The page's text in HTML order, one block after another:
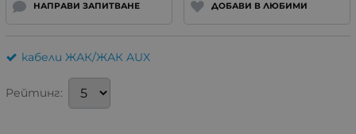
НАПРАВИ ЗАПИТВАНЕ ДОБАВИ В ЛЮБИМИ
кабели ЖАК/ЖАК AUX
Рейтинг: